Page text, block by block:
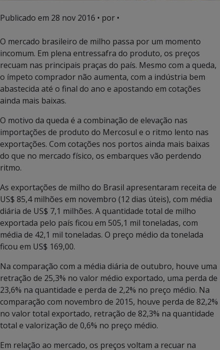
Publicado em 28 nov 2016 • por •
O mercado brasileiro de milho passa por um momento
incomum. Em plena entressafra do produto, os preços
recuam nas principais praças do país. Mesmo com a queda,
o ímpeto comprador não aumenta, com a indústria bem
abastecida até o final do ano e apostando em cotações
ainda mais baixas.
O motivo da queda é a combinação de elevação nas
importações de produto do Mercosul e o ritmo lento nas
exportações. Com cotações nos portos ainda mais baixas
do que no mercado físico, os embarques vão perdendo
ritmo.
As exportações de milho do Brasil apresentaram receita de
US$ 85,4 milhões em novembro (12 dias úteis), com média
diária de US$ 7,1 milhões. A quantidade total de milho
exportada pelo país ficou em 505,1 mil toneladas, com
média de 42,1 mil toneladas. O preço médio da tonelada
ficou em US$ 169,00.
Na comparação com a média diária de outubro, houve uma
retração de 25,3% no valor médio exportado, uma perda de
23,6% na quantidade e perda de 2,2% no preço médio. Na
comparação com novembro de 2015, houve perda de 82,2%
no valor total exportado, retração de 82,3% na quantidade
total e valorização de 0,6% no preço médio.
Em relação ao mercado, os preços voltam a recuar na